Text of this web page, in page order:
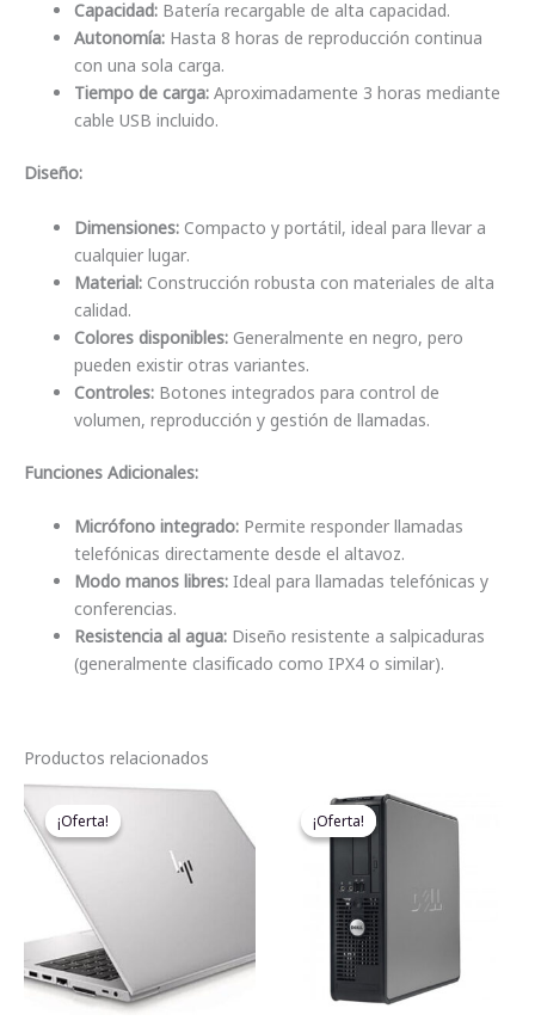
Capacidad: Batería recargable de alta capacidad.
Autonomía: Hasta 8 horas de reproducción continua
con una sola carga.
Tiempo de carga: Aproximadamente 3 horas mediante
cable USB incluido.
Diseño:
Dimensiones: Compacto y portátil, ideal para llevar a
cualquier lugar.
Material: Construcción robusta con materiales de alta
calidad.
Colores disponibles: Generalmente en negro, pero
pueden existir otras variantes.
Controles: Botones integrados para control de
volumen, reproducción y gestión de llamadas.
Funciones Adicionales:
Micrófono integrado: Permite responder llamadas
telefónicas directamente desde el altavoz.
Modo manos libres: Ideal para llamadas telefónicas y
conferencias.
Resistencia al agua: Diseño resistente a salpicaduras
(generalmente clasificado como IPX4 o similar).
Productos relacionados
¡Oferta!
¡Oferta!
El
precio
original
era:
El
114,00 €.
¡Oferta!
¡Oferta!
precio
original
94,00 €.
El
precio
actual
2,00 €.